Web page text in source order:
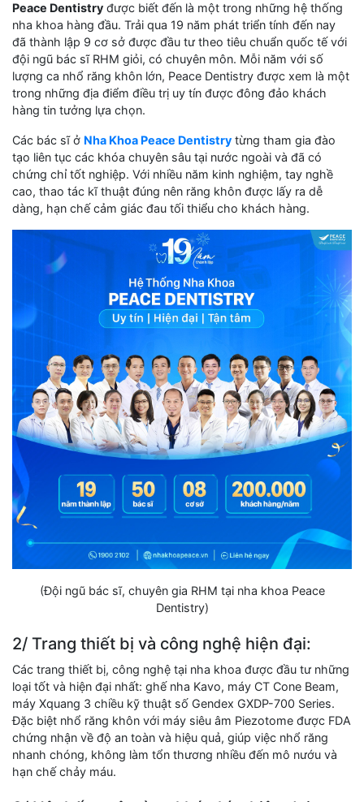
Peace Dentistry được biết đến là một trong những hệ thống
nha khoa hàng đầu. Trải qua 19 năm phát triển tính đến nay
đã thành lập 9 cơ sở được đầu tư theo tiêu chuẩn quốc tế với
đội ngũ bác sĩ RHM giỏi, có chuyên môn. Mỗi năm với số
lượng ca nhổ răng khôn lớn, Peace Dentistry được xem là một
trong những địa điểm điều trị uy tín được đông đảo khách
hàng tin tưởng lựa chọn.
Các bác sĩ ở Nha Khoa Peace Dentistry từng tham gia đào
tạo liên tục các khóa chuyên sâu tại nước ngoài và đã có
chứng chỉ tốt nghiệp. Với nhiều năm kinh nghiệm, tay nghề
cao, thao tác kĩ thuật đúng nên răng khôn được lấy ra dễ
dàng, hạn chế cảm giác đau tối thiểu cho khách hàng.
(Đội ngũ bác sĩ, chuyên gia RHM tại nha khoa Peace
Dentistry)
2/ Trang thiết bị và công nghệ hiện đại:
Các trang thiết bị, công nghệ tại nha khoa được đầu tư những
loại tốt và hiện đại nhất: ghế nha Kavo, máy CT Cone Beam,
máy Xquang 3 chiều kỹ thuật số Gendex GXDP-700 Series.
Đặc biệt nhổ răng khôn với máy siêu âm Piezotome được FDA
chứng nhận về độ an toàn và hiệu quả, giúp việc nhổ răng
nhanh chóng, không làm tổn thương nhiều đến mô nướu và
hạn chế chảy máu.